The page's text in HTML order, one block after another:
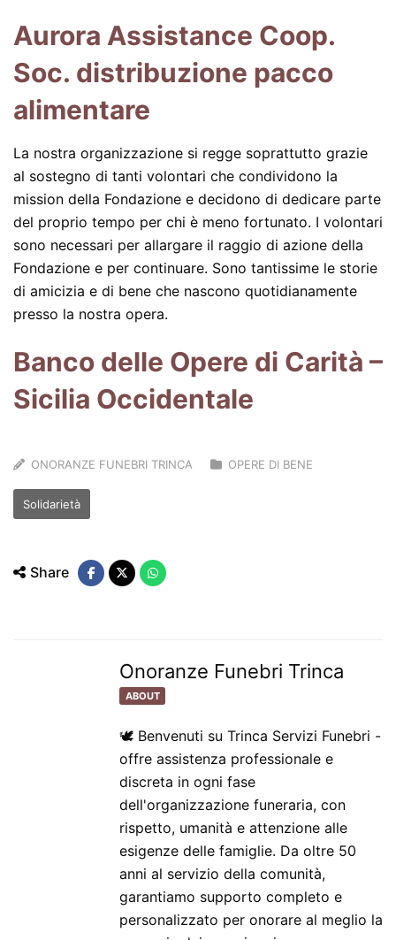
Aurora Assistance Coop.
Soc. distribuzione pacco
alimentare
La nostra organizzazione si regge soprattutto grazie
al sostegno di tanti volontari che condividono la
mission della Fondazione e decidono di dedicare parte
del proprio tempo per chi è meno fortunato. I volontari
sono necessari per allargare il raggio di azione della
Fondazione e per continuare. Sono tantissime le storie
di amicizia e di bene che nascono quotidianamente
presso la nostra opera.
Banco delle Opere di Carità –
Sicilia Occidentale
ONORANZE FUNEBRI TRINCA OPERE DI BENE
Solidarietà
Share
Onoranze Funebri Trinca
ABOUT
🕊️ Benvenuti su Trinca Servizi Funebri -
offre assistenza professionale e
discreta in ogni fase
dell'organizzazione funeraria, con
rispetto, umanità e attenzione alle
esigenze delle famiglie. Da oltre 50
anni al servizio della comunità,
garantiamo supporto completo e
personalizzato per onorare al meglio la